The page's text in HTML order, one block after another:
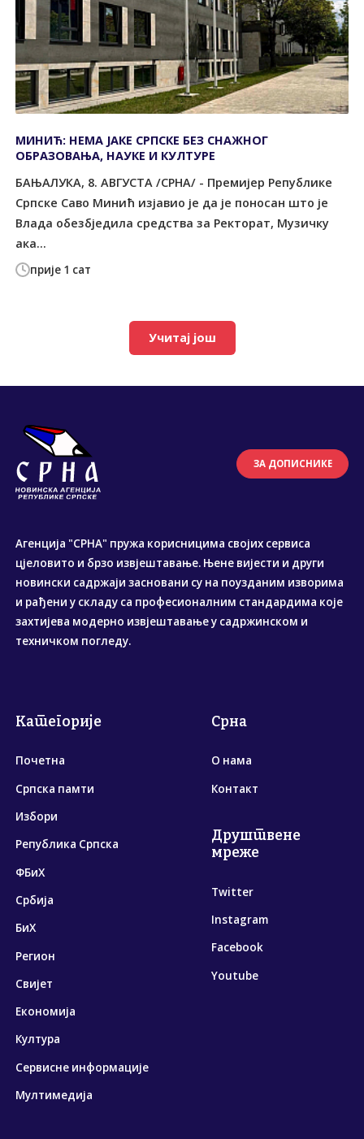
прије 1 сат
МИНИЋ: НЕМА ЈАКЕ СРПСКЕ БЕЗ СНАЖНОГ
ОБРАЗОВАЊА, НАУКЕ И КУЛТУРЕ
БАЊАЛУКА, 8. АВГУСТА /СРНА/ - Премијер Републике
Српске Саво Минић изјавио је да је поносан што је
Влада обезбједила средства за Ректорат, Музичку
ака...
Учитај још
ЗА ДОПИСНИКЕ
Агенција "СРНА" пружа корисницима својих сервиса
цјеловито и брзо извјештавање. Њене вијести и други
новински садржаји засновани су на поузданим изворима
и рађени у складу са професионалним стандардима које
захтијева модерно извјештавање у садржинском и
техничком погледу.
Категорије
Почетна
Српска памти
Избори
Република Српска
ФБиХ
Србија
БиХ
Регион
Свијет
Економија
Култура
Сервисне информације
Мултимедија
Срна
О нама
Контакт
Друштвене
мреже
Twitter
Instagram
Facebook
Youtube